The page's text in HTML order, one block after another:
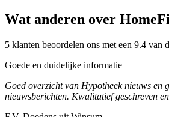
Wat anderen over
5 klanten beoordelen ons met een 9.4 van
Goede en duidelijke informatie
Goed overzicht van Hypotheek nieuws en
nieuwsberichten. Kwalitatief geschreven